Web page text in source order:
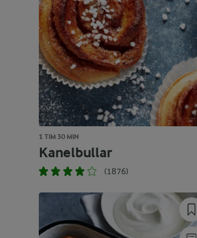
1 TIM 30 MIN
Kanelbullar
(1876)